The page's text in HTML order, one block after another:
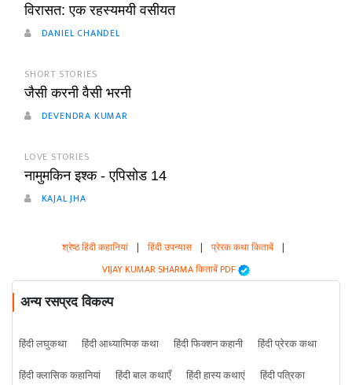
विरासत: एक रहस्यमयी वसीयत
DANIEL CHANDEL
SHORT STORIES
जैसी करनी वैसी भरनी
DEVENDRA KUMAR
LOVE STORIES
नामुमकिन इश्क - एपिसोड 14
KAJAL JHA
श्रेष्ठ हिंदी कहानियां | हिंदी उपन्यास | प्रेरक कथा किताबें |
VIJAY KUMAR SHARMA किताबें PDF
अन्य रसप्रद विकल्प
हिंदी लघुकथा हिंदी आध्यात्मिक कथा हिंदी फिक्शन कहानी
हिंदी प्रेरक कथा
हिंदी क्लासिक कहानियां
हिंदी बाल कथाएँ हिंदी हास्य कथाएं
हिंदी पत्रिका